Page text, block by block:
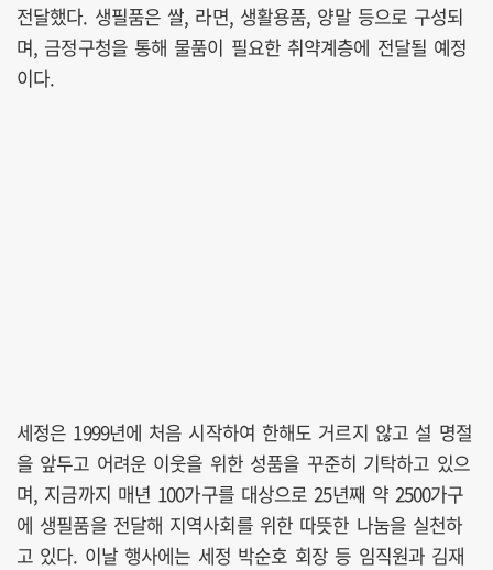
전달했다. 생필품은 쌀, 라면, 생활용품, 양말 등으로 구성되
며, 금정구청을 통해 물품이 필요한 취약계층에 전달될 예정
이다.
세정은 1999년에 처음 시작하여 한해도 거르지 않고 설 명절
을 앞두고 어려운 이웃을 위한 성품을 꾸준히 기탁하고 있으
며, 지금까지 매년 100가구를 대상으로 25년째 약 2500가구
에 생필품을 전달해 지역사회를 위한 따뜻한 나눔을 실천하
고 있다. 이날 행사에는 세정 박순호 회장 등 임직원과 김재